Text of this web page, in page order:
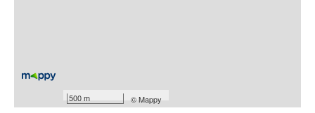
500 m ©Mappy
Type de construction : beton
Année construction : 1980